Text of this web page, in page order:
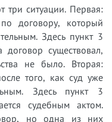
три ситуации. Первая:
договору, который
Здесь пункт 3
существовал,
не было. Вторая:
того, как суд уже
Здесь пункт 3
судебным актом.
но одна из них